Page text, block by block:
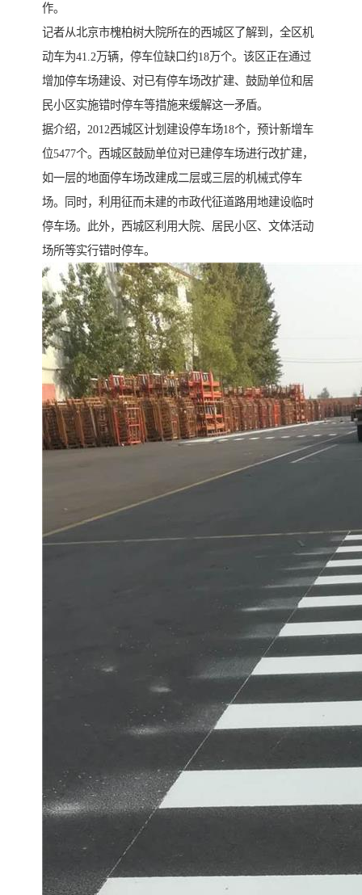
作。
记者从北京市槐柏树大院所在的西城区了解到，全区机
动车为41.2万辆，停车位缺口约18万个。该区正在通过
增加停车场建设、对已有停车场改扩建、鼓励单位和居
民小区实施错时停车等措施来缓解这一矛盾。
据介绍，2012西城区计划建设停车场18个，预计新增车
位5477个。西城区鼓励单位对已建停车场进行改扩建，
如一层的地面停车场改建成二层或三层的机械式停车
场。同时，利用征而未建的市政代征道路用地建设临时
停车场。此外，西城区利用大院、居民小区、文体活动
场所等实行错时停车。